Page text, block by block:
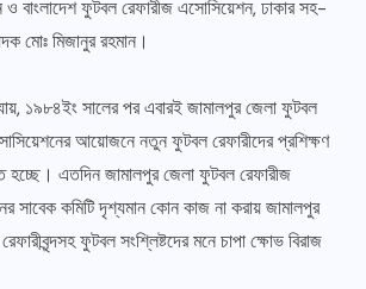
ও বাংলাদেশ ফুটবল রেফারীজ এসোসিয়েশন, ঢাকার সহ-
মোঃ মিজানুর রহমান।
১৯৮৪ইং সালের পর এবারই জামালপুর জেলা ফুটবল
আয়োজনে নতুন ফুটবল রেফারীদের প্রশিক্ষণ
হচ্ছে। এতদিন জামালপুর জেলা ফুটবল রেফারীজ
সাবেক কমিটি দৃশ্যমান কোন কাজ না করায় জামালপুর
ফুটবল সংশ্লিষ্টদের মনে চাপা ক্ষোভ বিরাজ